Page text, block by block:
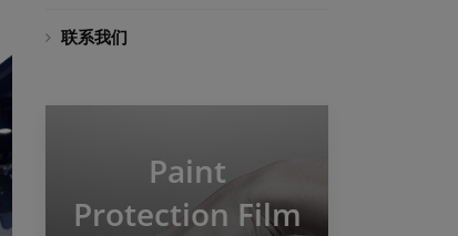
联系我们
Paint
Protection Film